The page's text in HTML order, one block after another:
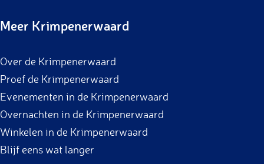
Meer Krimpenerwaard
Over de Krimpenerwaard
Proef de Krimpenerwaard
Evenementen in de Krimpenerwaard
Overnachten in de Krimpenerwaard
Winkelen in de Krimpenerwaard
Blijf eens wat langer